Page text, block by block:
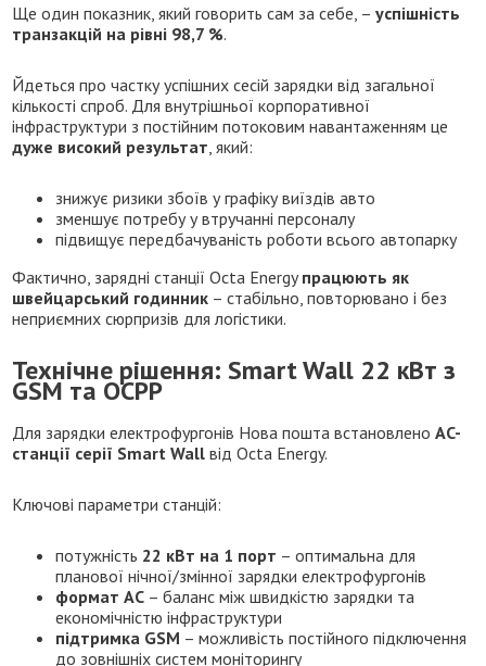
Ще один показник, який говорить сам за себе, –успішність
транзакцій на рівні 98,7 %.
Йдеться про частку успішних сесій зарядки від загальної
кількості спроб. Для внутрішньої корпоративної
інфраструктури з постійним потоковим навантаженням це
дуже високий результат , який:
знижує ризики збоїв у графіку виїздів авто
зменшує потребу у втручанні персоналу
підвищує передбачуваність роботи всього автопарку
Фактично, зарядні станції Octa Energyпрацюють як
швейцарський годинник – стабільно, повторювано і без
неприємних сюрпризів для логістики.
Технічне рішення: Smart Wall 22 кВт з
GSM та OCPP
Для зарядки електрофургонів Нова пошта встановленоAC-
станції серії Smart Wall від Octa Energy.
Ключові параметри станцій:
потужність 22 кВт на 1 порт – оптимальна для
планової нічної/змінної зарядки електрофургонів
формат AC – баланс між швидкістю зарядки та
економічністю інфраструктури
підтримка GSM – можливість постійного підключення
до зовнішніх систем моніторингу